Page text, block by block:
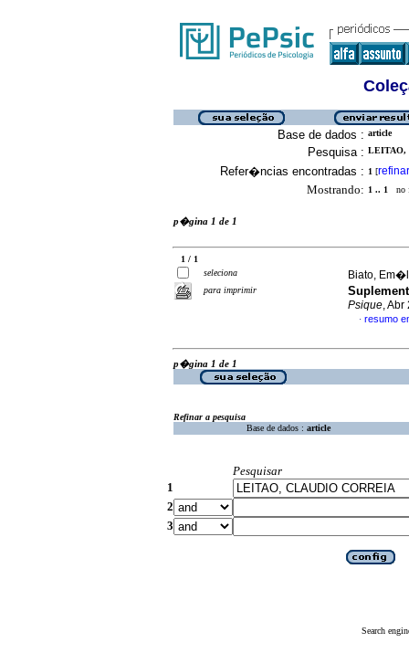
Base de dados : article
Pesquisa : LEITAO,
Refer�ncias encontradas : 1 [refinar
Mostrando: 1 .. 1 no
p�gina 1 de 1
1 / 1
seleciona
para imprimir
Biato,
Psique, Abr
· resumo
p�gina 1 de 1
Refinar a pesquisa
Base de dados : article
Pesquisar
1
2
3
Search